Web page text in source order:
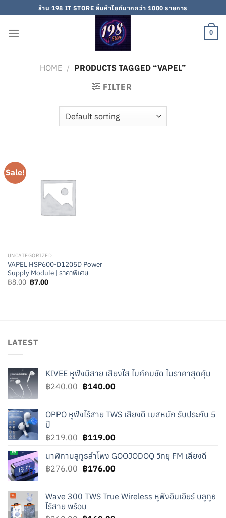
to
content
ร้าน 198 IT STORE สิ้นค้าไอทีมากกว่า 1000 รายการ
0
HOME / PRODUCTS TAGGED “VAPEL”
FILTER
Sale!
UNCATEGORIZED
VAPEL HSP600-D1205D Power
Supply Module | ราคาพิเศษ
฿8.00 Original
price
฿7.00Current
LATEST
KIVEE หูฟังมีสาย เสียงใส ไมค์คมชัด ในราคาสุดคุ้ม
฿240.00 Original
฿240.00.
฿140.00Current
฿140.00.
OPPO หูฟังไร้สาย TWS เสียงดี เบสหนัก รับประกัน 5
ปี
฿219.00 Original
was:
฿219.00.
฿119.00Current
is:
฿119.00.
นาฬิกาบลูทูธลำโพง GOOJODOQ วิทยุ FM เสียงดี
฿276.00 Original
฿276.00.
฿176.00Current
฿176.00.
Wave 300 TWS True Wireless หูฟังอินเอียร์ บลูทูธ
ไร้สาย พร้อม